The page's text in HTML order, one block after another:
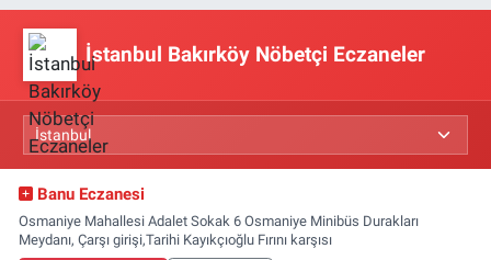
İstanbul Bakırköy Nöbetçi Eczaneler
Banu Eczanesi
Osmaniye Mahallesi Adalet Sokak 6 Osmaniye Minibüs Durakları
Meydanı, Çarşı girişi,Tarihi Kayıkçıoğlu Fırını karşısı